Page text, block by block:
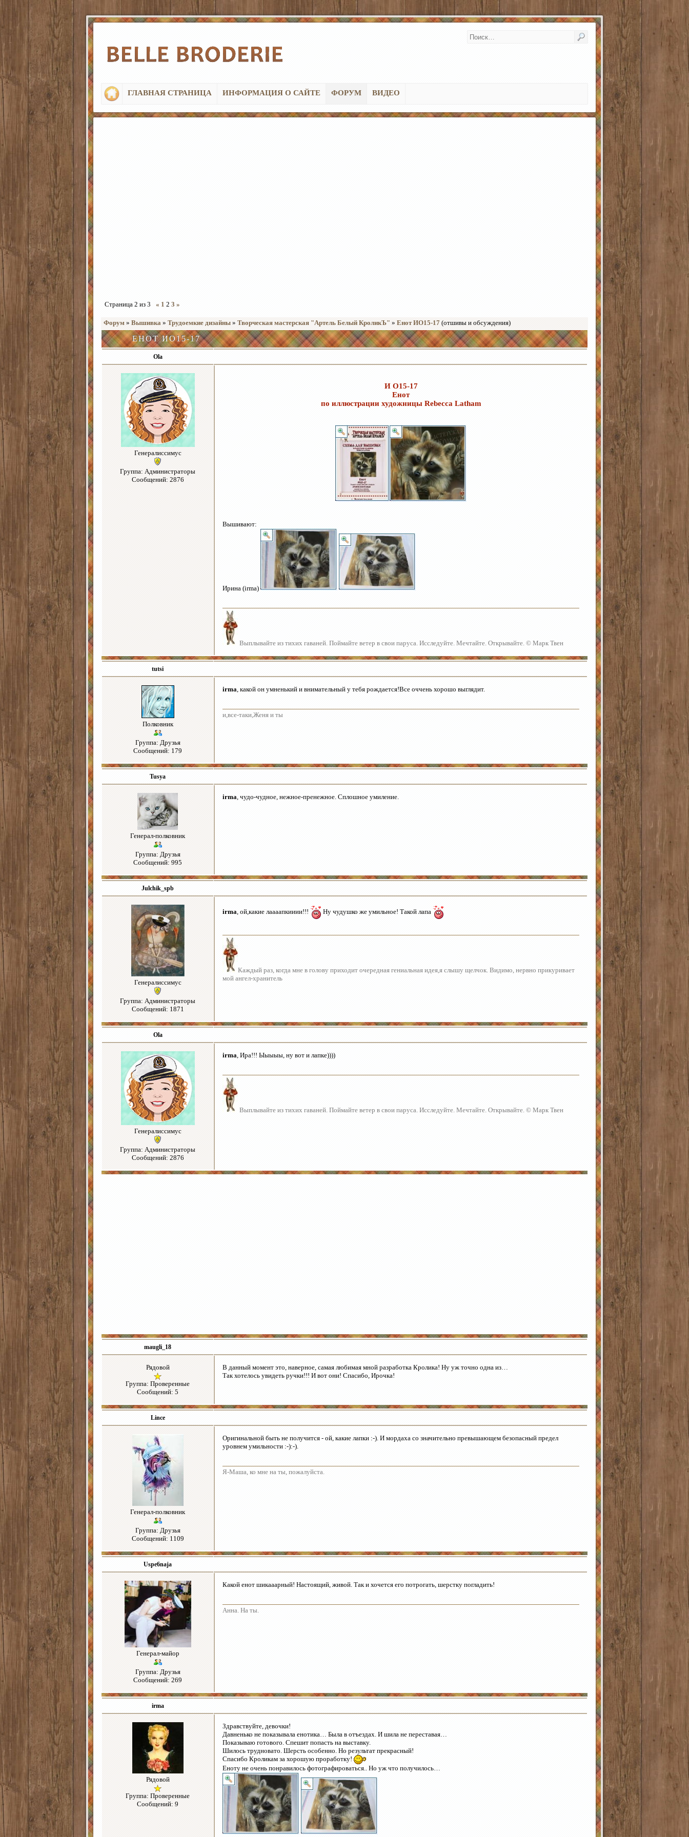
ГЛАВНАЯ СТРАНИЦА ИНФОРМАЦИЯ О САЙТЕ ФОРУМ ВИДЕО
Страница 2 из 3 « 1 2 3 »
Форум » Вышивка » Трудоемкие дизайны » Творческая мастерская "Артель Белый КроликЪ" » Енот ИО15-17 (отшивы и обсуждения)
ЕНОТ ИО15-17
Ola
Генералиссимус
Группа: Администраторы
Сообщений: 2876
И О15-17
Енот
по иллюстрации художницы Rebecca Latham
Вышивают:
Ирина (irma)
Выплывайте из тихих гаваней. Поймайте ветер в свои паруса. Исследуйте. Мечтайте. Открывайте. © Марк Твен
tutsi
Полковник
Группа: Друзья
Сообщений: 179
irma, какой он умненький и внимательный у тебя рождается!Все оччень хорошо выглядит.
и,все-таки,Женя и ты
Tusya
Генерал-полковник
Группа: Друзья
Сообщений: 995
irma, чудо-чудное, нежное-пренежное. Сплошное умиление.
Julchik_spb
Генералиссимус
Группа: Администраторы
Сообщений: 1871
irma , ой,какие лаааапкииии!!! Ну чудушко же умильное! Такой лапа
Каждый раз, когда мне в голову приходит очередная гениальная идея,я слышу щелчок. Видимо, нервно прикуривает
мой ангел-хранитель
Ola
Генералиссимус
Группа: Администраторы
Сообщений: 2876
irma, Ира!!! Ыыыыы, ну вот и лапке))))
Выплывайте из тихих гаваней. Поймайте ветер в свои паруса. Исследуйте. Мечтайте. Открывайте. © Марк Твен
maugli_18
Рядовой
Группа: Проверенные
Сообщений: 5
В данный момент это, наверное, самая любимая мной разработка Кролика! Ну уж точно одна из…
Так хотелось увидеть ручки!!! И вот они! Спасибо, Ирочка!
Lince
Генерал-полковник
Группа: Друзья
Сообщений: 1109
Оригинальной быть не получится - ой, какие лапки :-). И мордаха со значительно превышающем безопасный предел
уровнем умильности :-):-).
Я-Маша, ко мне на ты, пожалуйста.
Uspe6naja
Генерал-майор
Группа: Друзья
Сообщений: 269
Какой енот шикааарный! Настоящий, живой. Так и хочется его потрогать, шерстку погладить!
Анна. На ты.
irma
Рядовой
Группа: Проверенные
Сообщений: 9
Здравствуйте, девочки!
Давненько не показывала енотика… Была в отъездах. И шила не переставая…
Показываю готового. Спешит попасть на выставку.
Шилось трудновато. Шерсть особенно. Но результат прекрасный!
Спасибо Кроликам за хорошую проработку!
Еноту не очень понравилось фотографироваться.. Но уж что получилось…